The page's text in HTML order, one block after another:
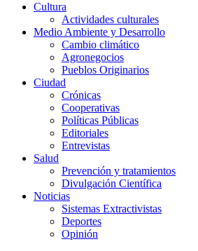
Cultura
Actividades culturales
Medio Ambiente y Desarrollo
Cambio climático
Agronegocios
Pueblos Originarios
Ciudad
Crónicas
Cooperativas
Políticas Públicas
Editoriales
Entrevistas
Salud
Prevención y tratamientos
Divulgación Científica
Noticias
Sistemas Extractivistas
Deportes
Opinión